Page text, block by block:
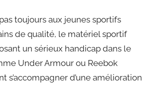
toujours aux jeunes sportifs
de qualité, le matériel sportif
un sérieux handicap dans le
Under Armour ou Reebok
d’une amélioration